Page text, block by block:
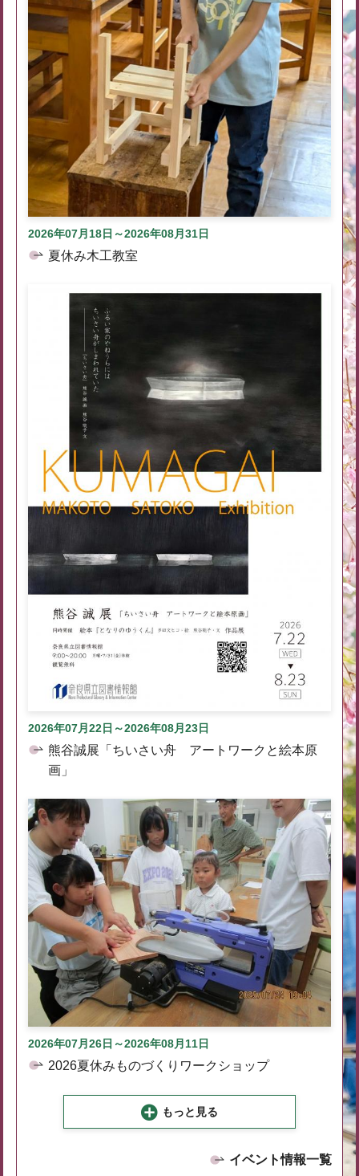
2026年07月18日～2026年08月31日
夏休み木工教室
2026年07月22日～2026年08月23日
熊谷誠展「ちいさい舟 アートワークと絵本原
画」
2026年07月26日～2026年08月11日
2026夏休みものづくりワークショップ
もっと見る
イベント情報一覧